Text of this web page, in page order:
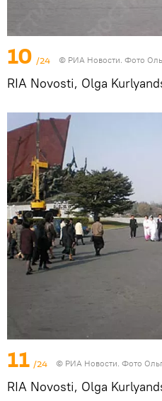
10 /24 © РИА Новости. Фото
RIA Novosti, Olga
11 /24 © РИА Новости. Фото
RIA Novosti, Olga